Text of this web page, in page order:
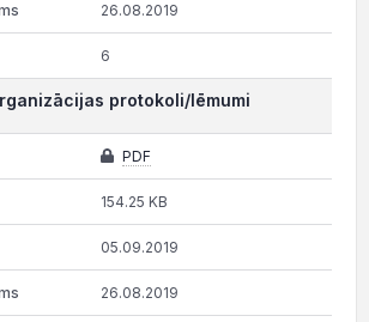
26.08.2019
6
protokoli/lēmumi
PDF
154.25 KB
05.09.2019
26.08.2019